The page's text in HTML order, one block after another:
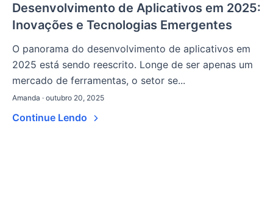
Desenvolvimento de Aplicativos em 2025:
Inovações e Tecnologias Emergentes
O panorama do desenvolvimento de aplicativos em
2025 está sendo reescrito. Longe de ser apenas um
mercado de ferramentas, o setor se...
Amanda · outubro 20, 2025
Continue Lendo